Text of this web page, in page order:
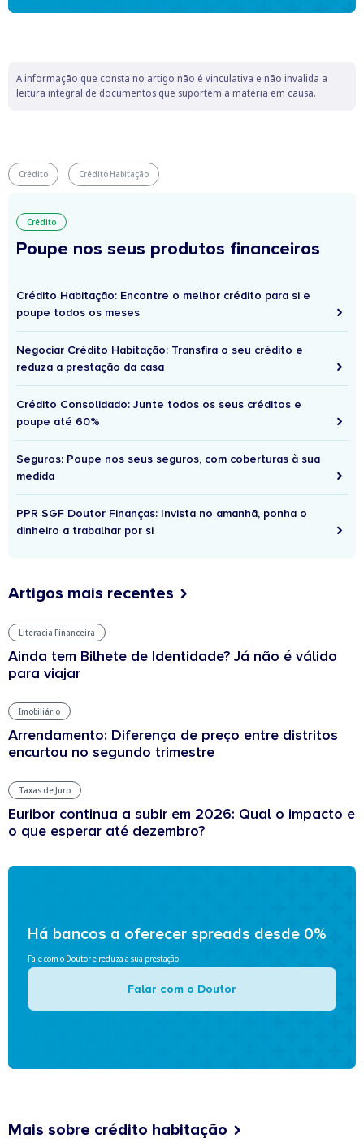
A informação que consta no artigo não é vinculativa e não invalida a
leitura integral de documentos que suportem a matéria em causa.
Crédito Crédito Habitação
Crédito
Poupe nos seus produtos financeiros
Crédito Habitação: Encontre o melhor crédito para si e
poupe todos os meses
Negociar Crédito Habitação: Transfira o seu crédito e
reduza a prestação da casa
Crédito Consolidado: Junte todos os seus créditos e
poupe até 60%
Seguros: Poupe nos seus seguros, com coberturas à sua
medida
PPR SGF Doutor Finanças: Invista no amanhã, ponha o
dinheiro a trabalhar por si
Artigos mais recentes
Literacia Financeira
Ainda tem Bilhete de Identidade? Já não é válido
para viajar
Imobiliário
Arrendamento: Diferença de preço entre distritos
encurtou no segundo trimestre
Taxas de Juro
Euribor continua a subir em 2026: Qual o impacto e
o que esperar até dezembro?
Há bancos a oferecer spreads desde 0%
Fale com o Doutor e reduza a sua prestação
Falar com o Doutor
Mais sobre crédito habitação